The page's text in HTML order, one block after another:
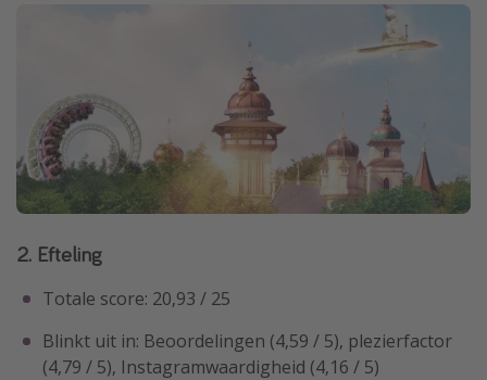
2. Efteling
Totale score: 20,93 / 25
Blinkt uit in: Beoordelingen (4,59 / 5), plezierfactor
(4,79 / 5), Instagramwaardigheid (4,16 / 5)